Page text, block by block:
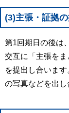
(3)主張・証拠
第1回期日の後は
交互に「主張をま
を提出し合いま
の写真などを出し